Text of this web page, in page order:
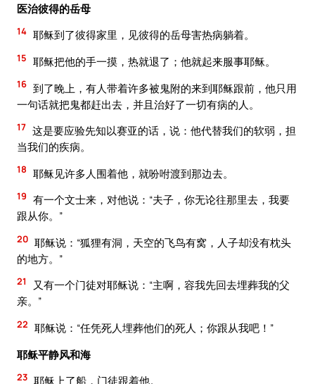
医治彼得的岳母
14 耶稣到了彼得家里，见彼得的岳母害热病躺着。
15 耶稣把他的手一摸，热就退了；他就起来服事耶稣。
16 到了晚上，有人带着许多被鬼附的来到耶稣跟前，他只用
一句话就把鬼都赶出去，并且治好了一切有病的人。
17 这是要应验先知以赛亚的话，说：他代替我们的软弱，担
当我们的疾病。
18 耶稣见许多人围着他，就吩咐渡到那边去。
19 有一个文士来，对他说：“夫子，你无论往那里去，我要
跟从你。”
20 耶稣说：“狐狸有洞，天空的飞鸟有窝，人子却没有枕头
的地方。”
21
又有一个门徒对耶稣说：“主啊，容我先回去埋葬我的父
亲。”
22 耶稣说：“任凭死人埋葬他们的死人；你跟从我吧！”
耶稣平静风和海
23 耶稣上了船，门徒跟着他。